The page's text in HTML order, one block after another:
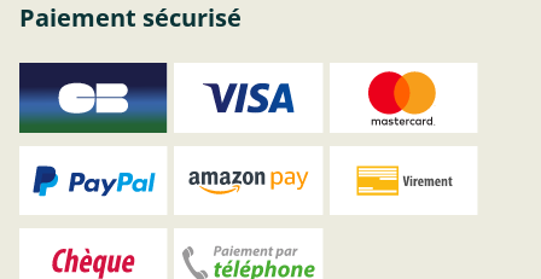
Paiement sécurisé